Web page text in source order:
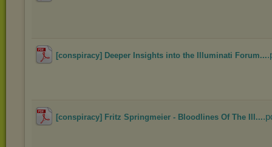
[conspiracy] Deeper Insights into the Illuminati Forum...
[conspiracy] Fritz Springmeier - Bloodlines Of The Ill...